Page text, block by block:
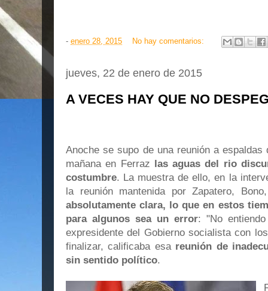
- enero 28, 2015 No hay comentarios:
jueves, 22 de enero de 2015
A VECES HAY QUE NO
Anoche se supo de una reunión a
mañana en Ferraz las aguas del rio
costumbre. La muestra de ello, en la
la reunión mantenida por Zapatero,
absolutamente clara, lo que en estos
para algunos sea un error: "No
expresidente del Gobierno socialista con
finalizar, calificaba esa reunión de
sin sentido político.